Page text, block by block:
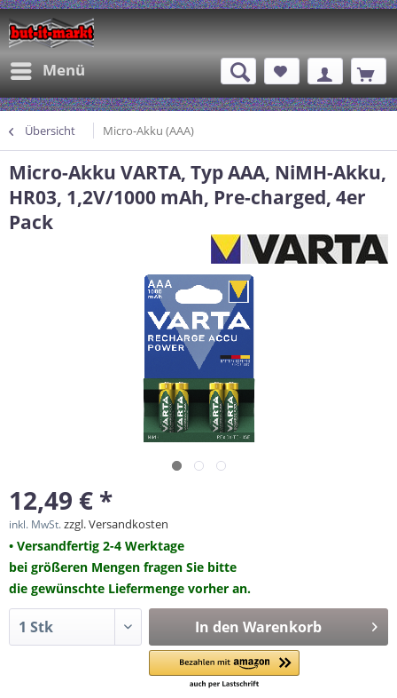
Menü
Übersicht Micro-Akku (AAA)
Micro-Akku VARTA, Typ AAA, NiMH-Akku,
HR03, 1,2V/1000 mAh, Pre-charged, 4er
Pack
12,49 € *
inkl. MwSt.zzgl. Versandkosten
• Versandfertig 2-4 Werktage
bei größeren Mengen fragen Sie bitte
die gewünschte Liefermenge vorher an.
In den Warenkorb